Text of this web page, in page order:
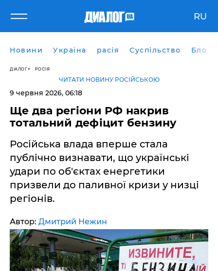
RU
Новини Україна расія Суспільство Блоги
ДІАЛОГ РОСІЯ
ЧИТАТИ НОВИНУ РОСІЙСЬКОЮ
9 червня 2026, 06:18
Ще два регіони РФ накрив
тотальний дефіцит бензину
Російська влада вперше стала
публічно визнавати, що українські
удари по об'єктах енергетики
призвели до паливної кризи у низці
регіонів.
Автор: Дмитрий Нежин